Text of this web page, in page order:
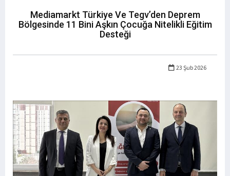
Mediamarkt Türkiye Ve Tegv’den Deprem
Bölgesinde 11 Bini Aşkın Çocuğa Nitelikli Eğitim
Desteği
23 Şub 2026